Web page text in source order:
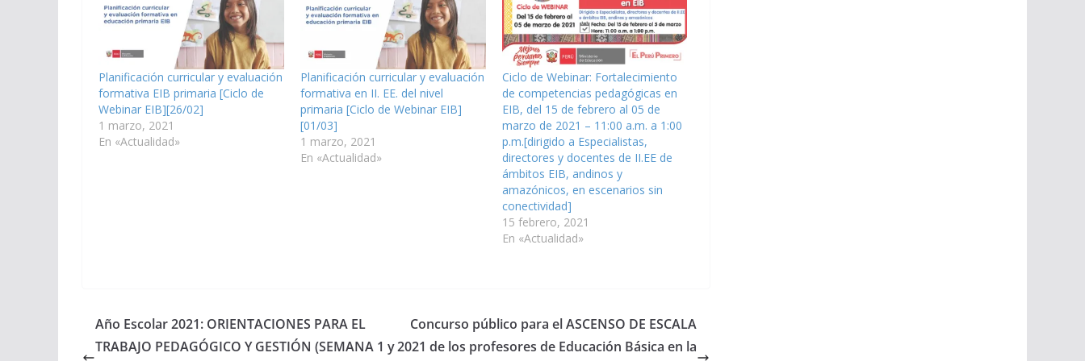
Planificación curricular y evaluación
formativa EIB primaria [Ciclo de
Webinar EIB][26/02]
1 marzo, 2021
En «Actualidad»
Planificación curricular y evaluación
formativa en II. EE. del nivel
primaria [Ciclo de Webinar EIB]
[01/03]
1 marzo, 2021
En «Actualidad»
Ciclo de Webinar: Fortalecimiento
de competencias pedagógicas en
EIB, del 15 de febrero al 05 de
marzo de 2021 – 11:00 a.m. a 1:00
p.m.[dirigido a Especialistas,
directores y docentes de II.EE de
ámbitos EIB, andinos y
amazónicos, en escenarios sin
conectividad]
15 febrero, 2021
En «Actualidad»
Año Escolar 2021: ORIENTACIONES PARA EL
TRABAJO PEDAGÓGICO Y GESTIÓN (SEMANA 1 y
Concurso público para el ASCENSO DE ESCALA
2021 de los profesores de Educación Básica en la